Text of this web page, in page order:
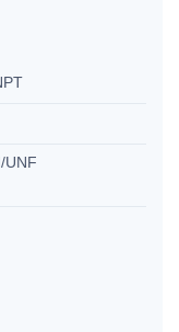
UNF